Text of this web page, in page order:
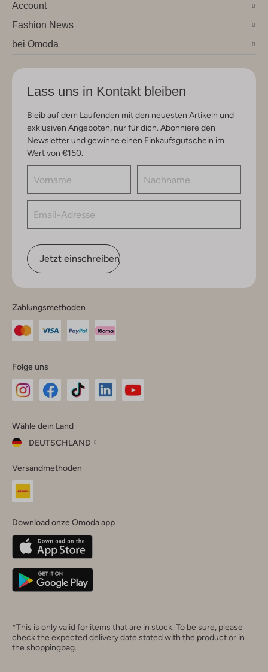
Account
Fashion News
bei Omoda
Lass uns in Kontakt bleiben
Bleib auf dem Laufenden mit den neuesten Artikeln und
exklusiven Angeboten, nur für dich. Abonniere den
Newsletter und gewinne einen Einkaufsgutschein im
Wert von €150.
Jetzt einschreiben
Zahlungsmethoden
Folge uns
Instagram
Facebook
TikTok
Wähle dein Land
DEUTSCHLAND
dein
Land
Belgique(Français)
Deutschland
Versandmethoden
Download onze Omoda app
*This is only valid for items that are in stock. To be sure, please
check the expected delivery date stated with the product or in
the shoppingbag.